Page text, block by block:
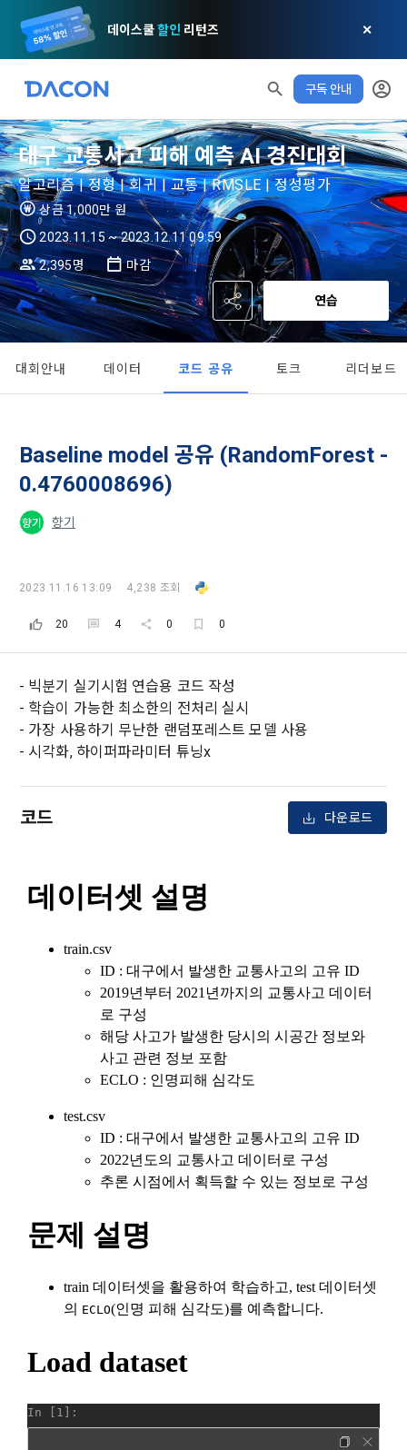
데이스쿨할인 리턴즈 ✕
구독 안내
✕ MY XP
LEVEL 1
0 / 800
적립 XP
0
사용 XP
이용약관
제 1 조 (목적)
본 약관은 데이콘 주식회사(이하 “회사”)와 “회원” 간에 정보 서
비스를 이용하는 조건 및 절차에 관한 필요한 사항을 약속하여
규정하는 데 그 목적이 있다. “회원”은 모든 약관에 동의해야 하
며, 어떤 방식이든 본 서비스를 사용한다는 것은 “회원”이 본 약
관의 전부에 동의한다는 것을 의미하며 본 약관은 “회원”이 서비
이 약관에서 사용하는 용어의 정의는 아래와 같다.
1."사이트"라 함은 "회사"가 서비스를 "회원"에게 제공하기 위하
또는 "회사"가 운영하는 아래 웹사이트를 말한다.
가. ***.dacon.io
2. "서비스"라 함은 “대회”, “교육”, “인재풀 등록” 등 사이트에서
제공하는 모든 서비스를 말한다. 그 외 "회사"가 운영하는 사이
트를 통해 개인이 등록한 자료를 DB화하여 각각의 목적에 맞게
분류, 가공, 집계하여 정보를 제공하는 서비스를 포함한다.
3. "개인회원"이라 함은 서비스를 이용하기 위하여 이 약관에 동
의하고 "회사"와 이용 계약을 체결한 개인을 말한다.
4. “인재회원”이라 함은 “데이콘 인재풀 서비스”를 이용하기 위
하여 본인의 개인정보와 프로젝트, 코드 등을 공유한 자로서, 채
용 의뢰 “기업회원”에게 개인정보, 프로젝트, 코드 등을 제공하
5. “기업회원”이라 함은 “회사”에 대회의 주최를 의뢰하거나, 채
용 의뢰 서비스 등을 이용하기 위해 “회사”와 일정 계약을 한 개
6. “해커톤”이라 함은 “회사”가 “사이트”에 출제한 문제에 “개인
회원”이 AI 코드를 제출하고, “회사”는 이를 평가하여 우수작을
7. “대회"라 함은 “기업회원”이 인력을 채용하거나 또는 솔루션
8. “교육”이라 함은 “회사”가  제공하는 교육컨텐츠를 포함한 온
개인정보 처리방침
데이콘 개인정보 처리방침
(2021.05.24 본)
데이콘은 이용자 개인정보 보호를 여러 경영요소 가운데 최
우선의 가치로 두고 있습니다. 데이콘주식회사(이하 ‘데이콘’ 또
등 국내의 개인정보 보호 법령을 철저히 준수합니다.
데이콘이 어떤 정보를 수집하고, 수집한 정보를 어떻게 사용하
살이’와 관련한 정보를 투명하게 제공합니다.
정보주체로서 이용자는 자신의 개인정보에 대해 어떤 권리를 가
지고 있으며, 이를 어떤 방법과 절차로 행사할 수 있는지를 알려
드립니다. 또한, 법정대리인(부모 등)이 만14세 미만 아동의 개
인정보 보호를 위해 어떤 권리를 행사할 수 있는지도 함께 안내
개인정보 침해사고가 발생하는 경우, 추가적인 피해를 예방하고
이미 발생한 피해를 복구하기 위해 누구에게 연락하여 어떤 도
움을 받을 수 있는지 알려 드립니다.
그 무엇보다도, 개인정보와 관련하여 데이콘과 이용자 간의 권
보장하는 수단이 됩니다.
데이콘 주식회사(이하 “회사”)는 다음 목적을 위하여 개인정보
보를 이용하지 않습니다.
마케팅 정보 수신 동의
1. 광고성 정보의 이용목적
DACON이 제공하는 이용자 맞춤형 서비스 및 상품 추천, 각종
경품 행사, 이벤트, 경진대회 홍보 목적 등의 광고성 정보를 전자
우편이나
동의를 거부 하시더라도 DACON에서 제공하는 서비스의 이용
단, 할인, 이벤트 및 이용자 맞춤형 상품 추천 등의 마케팅 정보
안내 서비스가 제한됩니다.
2. 미동의 시 불이익 사항
개인정보보호법 제22조 제5항에 의해 선택정보 사항에 대해서
는 동의 거부 하시더라도 서비스 이용에 제한되지 않습니다.
안내 서비스가 제한됩니다.
3. 서비스 정보 수신 동의 철회
정관리 페이지의 하단 마케팅(대회 진행, 교육 등) 정보 수신 동
의(선택)’에서 철회를 요청할 수 있습니다.
계정관리 페이지의 하단 마케팅(대회 진행, 교육 등) 정보 수신
동의(선택)’에서 동의하실 수 있습니다.
2021.05.25
대구 교통사고 피해 예측 AI 경진대회
알고리즘 | 정형 | 회귀 | 교통 | RMSLE | 정성평가
상금 1,000만 원
2023.11.15 ~ 2023.12.11 09:59
2,395명
마감
연습
대회안내 데이터 코드 공유 토크 리더보드
Baseline model 공유 (RandomForest -
0.4760008696)
향기 향기
2023.11.16 13:09 4,238 조회
20 4 0 0
- 빅분기 실기시험 연습용 코드 작성
- 학습이 가능한 최소한의 전처리 실시
- 가장 사용하기 무난한 랜덤포레스트 모델 사용
- 시각화, 하이퍼파라미터 튜닝x
코드 다운로드